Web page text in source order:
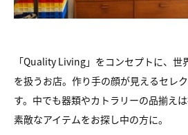
「Quality Living」をコンセプトに、世
を扱うお店。作り手の顔が見えるセレ
す。中でも器類やカトラリーの品揃え
素敵なアイテムをお探し中の方に。